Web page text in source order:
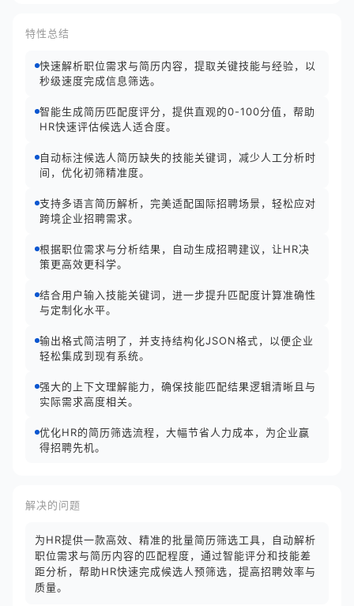
特性总结
快速解析职位需求与简历内容，提取关键技能与经验，以
秒级速度完成信息筛选。
智能生成简历匹配度评分，提供直观的0-100分值，帮助
HR快速评估候选人适合度。
自动标注候选人简历缺失的技能关键词，减少人工分析时
间，优化初筛精准度。
支持多语言简历解析，完美适配国际招聘场景，轻松应对
跨境企业招聘需求。
根据职位需求与分析结果，自动生成招聘建议，让HR决
策更高效更科学。
结合用户输入技能关键词，进一步提升匹配度计算准确性
与定制化水平。
输出格式简洁明了，并支持结构化JSON格式，以便企业
轻松集成到现有系统。
强大的上下文理解能力，确保技能匹配结果逻辑清晰且与
实际需求高度相关。
优化HR的简历筛选流程，大幅节省人力成本，为企业赢
得招聘先机。
解决的问题
为HR提供一款高效、精准的批量简历筛选工具，自动解析
职位需求与简历内容的匹配程度，通过智能评分和技能差
距分析，帮助HR快速完成候选人预筛选，提高招聘效率与
质量。